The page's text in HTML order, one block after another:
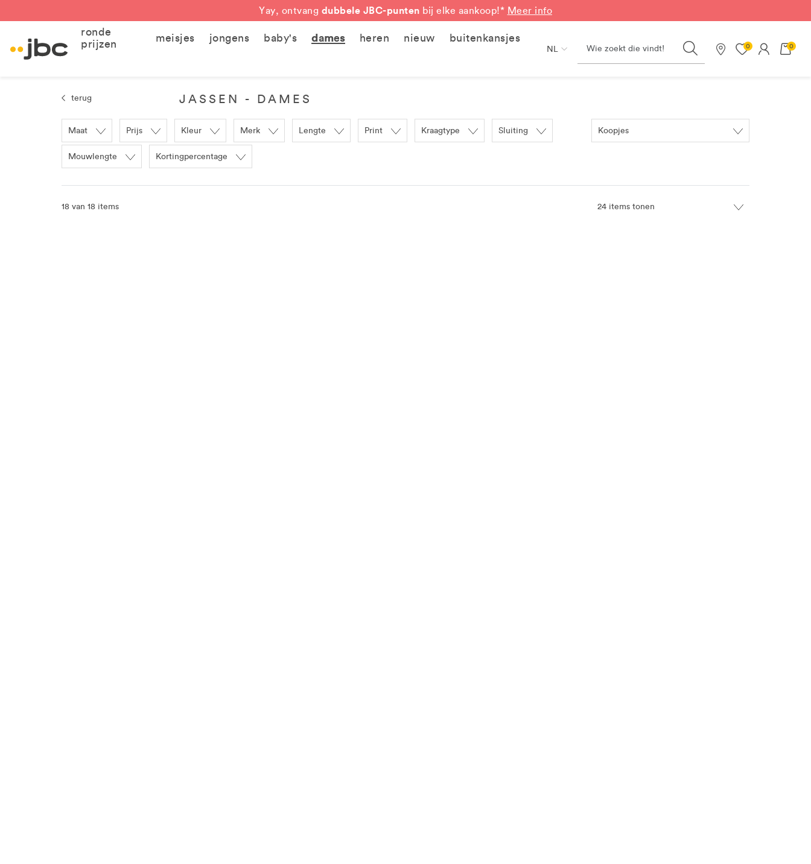
Yay, ontvang dubbele JBC-punten bij elke aankoop!* Meer info
ronde
prijzen
meisjes jongens baby's dames heren nieuw buitenkansjes
NL Search
Onze winkels
0 0
terug JASSEN - DAMES
Maat Prijs Kleur Merk Lengte Print Kraagtype Sluiting
Mouwlengte Kortingpercentage
18 van 18 items